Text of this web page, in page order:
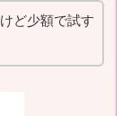
ど少額で試す